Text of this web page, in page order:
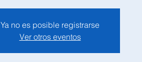
Ya no es posible registrarse
Ver otros eventos